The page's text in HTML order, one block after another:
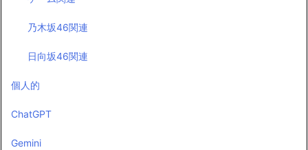
乃木坂46関連
日向坂46関連
個人的
ChatGPT
Gemini